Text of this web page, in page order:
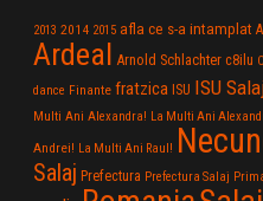
2013 2014 2015 afla ce s-a intamplat
Ardeal Arnold Schlachter c8ilu
dance Finante fratzica ISU ISU
Multi Ani Alexandra! La Multi Ani
Andrei! La Multi Ani Raul!
Salaj Prefectura Prefectura Salaj